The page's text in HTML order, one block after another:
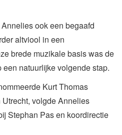
ook een begaafd
altviool in een
brede muzikale basis was de
natuurlijke volgende stap.
Kurt Thomas
volgde Annelies
Stephan Pas en koordirectie